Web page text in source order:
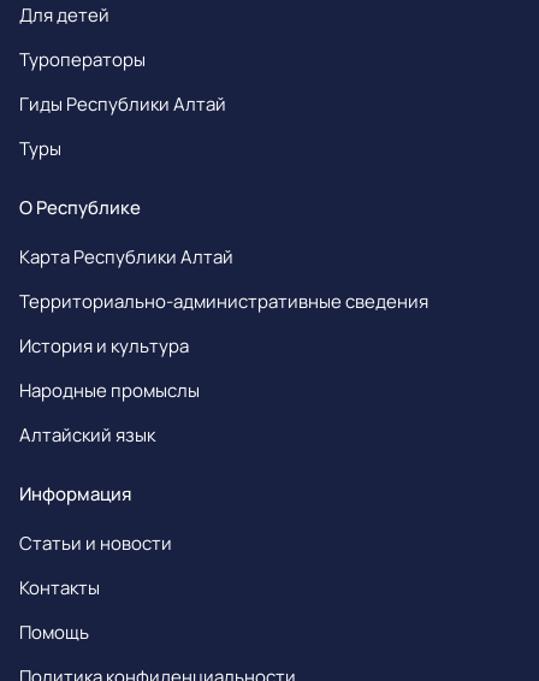
Для детей
Туроператоры
Гиды Республики Алтай
Туры
О Республике
Карта Республики Алтай
Территориально-административные сведения
История и культура
Народные промыслы
Алтайский язык
Информация
Статьи и новости
Контакты
Помощь